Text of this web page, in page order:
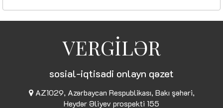
VERGİLƏR
sosial-iqtisadi onlayn qəzet
AZ1029, Azərbaycan Respublikası, Bakı şəhəri,
Heydər Əliyev prospekti 155